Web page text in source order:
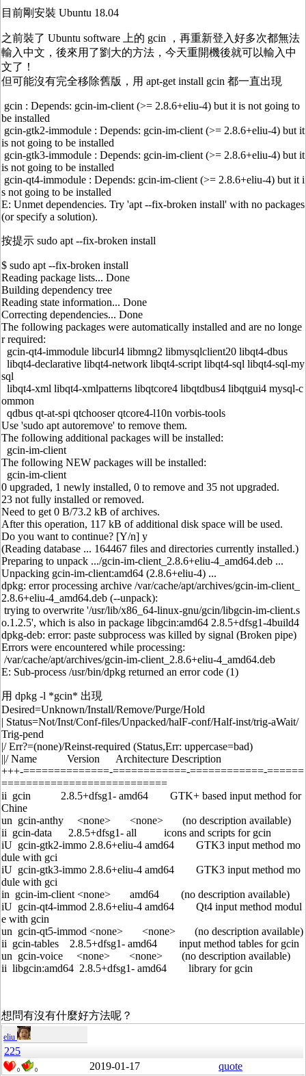
目前剛安裝 Ubuntu 18.04
之前裝了 Ubuntu software 上的 gcin ，再重新登入好多次都無法
輸入中文，後來用了劉大的方法，今天重開機後就可以輸入中
文了！
但可能沒有完全移除舊版，用 apt-get install gcin 都一直出現
gcin : Depends: gcin-im-client (>= 2.8.6+eliu-4) but it is not going to
be installed
gcin-gtk2-immodule : Depends: gcin-im-client (>= 2.8.6+eliu-4) but it
is not going to be installed
gcin-gtk3-immodule : Depends: gcin-im-client (>= 2.8.6+eliu-4) but it
is not going to be installed
gcin-qt4-immodule : Depends: gcin-im-client (>= 2.8.6+eliu-4) but it i
s not going to be installed
E: Unmet dependencies. Try 'apt --fix-broken install' with no packages
(or specify a solution).
按提示 sudo apt --fix-broken install
$ sudo apt --fix-broken install
Reading package lists... Done
Building dependency tree
Reading state information... Done
Correcting dependencies... Done
The following packages were automatically installed and are no longe
r required:
gcin-qt4-immodule libcurl4 libmng2 libmysqlclient20 libqt4-dbus
libqt4-declarative libqt4-network libqt4-script libqt4-sql libqt4-sql-my
sql
libqt4-xml libqt4-xmlpatterns libqtcore4 libqtdbus4 libqtgui4 mysql-c
ommon
qdbus qt-at-spi qtchooser qtcore4-l10n vorbis-tools
Use 'sudo apt autoremove' to remove them.
The following additional packages will be installed:
gcin-im-client
The following NEW packages will be installed:
gcin-im-client
0 upgraded, 1 newly installed, 0 to remove and 35 not upgraded.
23 not fully installed or removed.
Need to get 0 B/73.2 kB of archives.
After this operation, 117 kB of additional disk space will be used.
Do you want to continue? [Y/n] y
(Reading database ... 164467 files and directories currently installed.)
Preparing to unpack .../gcin-im-client_2.8.6+eliu-4_amd64.deb ...
Unpacking gcin-im-client:amd64 (2.8.6+eliu-4) ...
dpkg: error processing archive /var/cache/apt/archives/gcin-im-client_
2.8.6+eliu-4_amd64.deb (--unpack):
trying to overwrite '/usr/lib/x86_64-linux-gnu/gcin/libgcin-im-client.s
o.1.2.5', which is also in package libgcin:amd64 2.8.5+dfsg1-4build4
dpkg-deb: error: paste subprocess was killed by signal (Broken pipe)
Errors were encountered while processing:
/var/cache/apt/archives/gcin-im-client_2.8.6+eliu-4_amd64.deb
E: Sub-process /usr/bin/dpkg returned an error code (1)
用 dpkg -l *gcin* 出現
Desired=Unknown/Install/Remove/Purge/Hold
| Status=Not/Inst/Conf-files/Unpacked/halF-conf/Half-inst/trig-aWait/
Trig-pend
|/ Err?=(none)/Reinst-required (Status,Err: uppercase=bad)
||/ Name Version Architecture Description
+++-==============-============-============-======
===========================
ii gcin 2.8.5+dfsg1- amd64 GTK+ based input method for
Chine
un gcin-anthy <none> <none> (no description available)
ii gcin-data 2.8.5+dfsg1- all icons and scripts for gcin
iU gcin-gtk2-immo 2.8.6+eliu-4 amd64 GTK3 input method mo
dule with gci
iU gcin-gtk3-immo 2.8.6+eliu-4 amd64 GTK3 input method mo
dule with gci
in gcin-im-client <none> amd64 (no description available)
iU gcin-qt4-immod 2.8.6+eliu-4 amd64 Qt4 input method modul
e with gcin
un gcin-qt5-immod <none> <none> (no description available)
ii gcin-tables 2.8.5+dfsg1- amd64 input method tables for gcin
un gcin-voice <none> <none> (no description available)
ii libgcin:amd64 2.8.5+dfsg1- amd64 library for gcin
想問有沒有什麼好方法呢？
eliu
225
0 0 2019-01-17 quote